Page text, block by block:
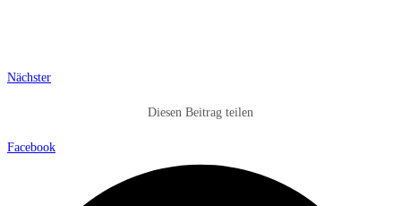
Nächster
Diesen Beitrag teilen
Facebook